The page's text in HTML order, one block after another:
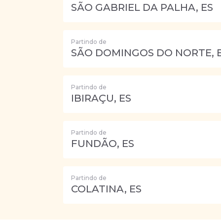
SÃO GABRIEL DA PALHA, ES
Partindo de
SÃO DOMINGOS DO NORTE,
Partindo de
IBIRAÇU, ES
Partindo de
FUNDÃO, ES
Partindo de
COLATINA, ES